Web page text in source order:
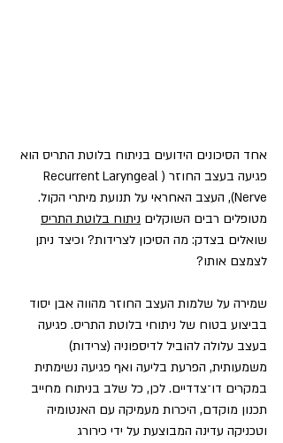
אחד הסיכונים הידועים בניתוח בלוטת התריס הוא
פגיעה בעצב החוזר (Recurrent Laryngeal
Nerve), העצב האחראי על תנועת מיתרי הקול.
מטופלים רבים השוקלים ניתוח בלוטת התריס
שואלים בצדק: מה הסיכון לצרידות? וכיצד ניתן
לצמצם אותו?
שמירה על שלמות העצב החוזר מהווה אבן יסוד
בביצוע בטוח של ניתוחי בלוטת התריס. פגיעה
בעצב עלולה להוביל לדיספוניה (צרידות)
משמעותית, הפרעת בליעה ואף פגיעה נשימתית
במקרים דו־צדדיים. לכן, כל שלב בניתוח מחייב
תכנון מוקדם, היכרות מעמיקה עם האנטומיה
וטכניקה עדינה המבוצעת על ידי כירורג